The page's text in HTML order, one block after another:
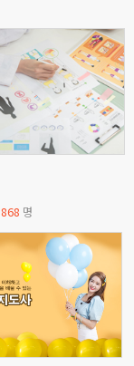
868 명